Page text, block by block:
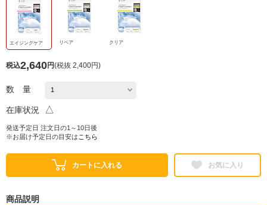
エイジングケア リペア クリア
税込2,640円(税抜 2,400円)
数 量
在庫状況 △
発送予定日 注文日の1～10日後
※お届け予定日の目安は こちら
カートに入れる お気に入り
商品説明